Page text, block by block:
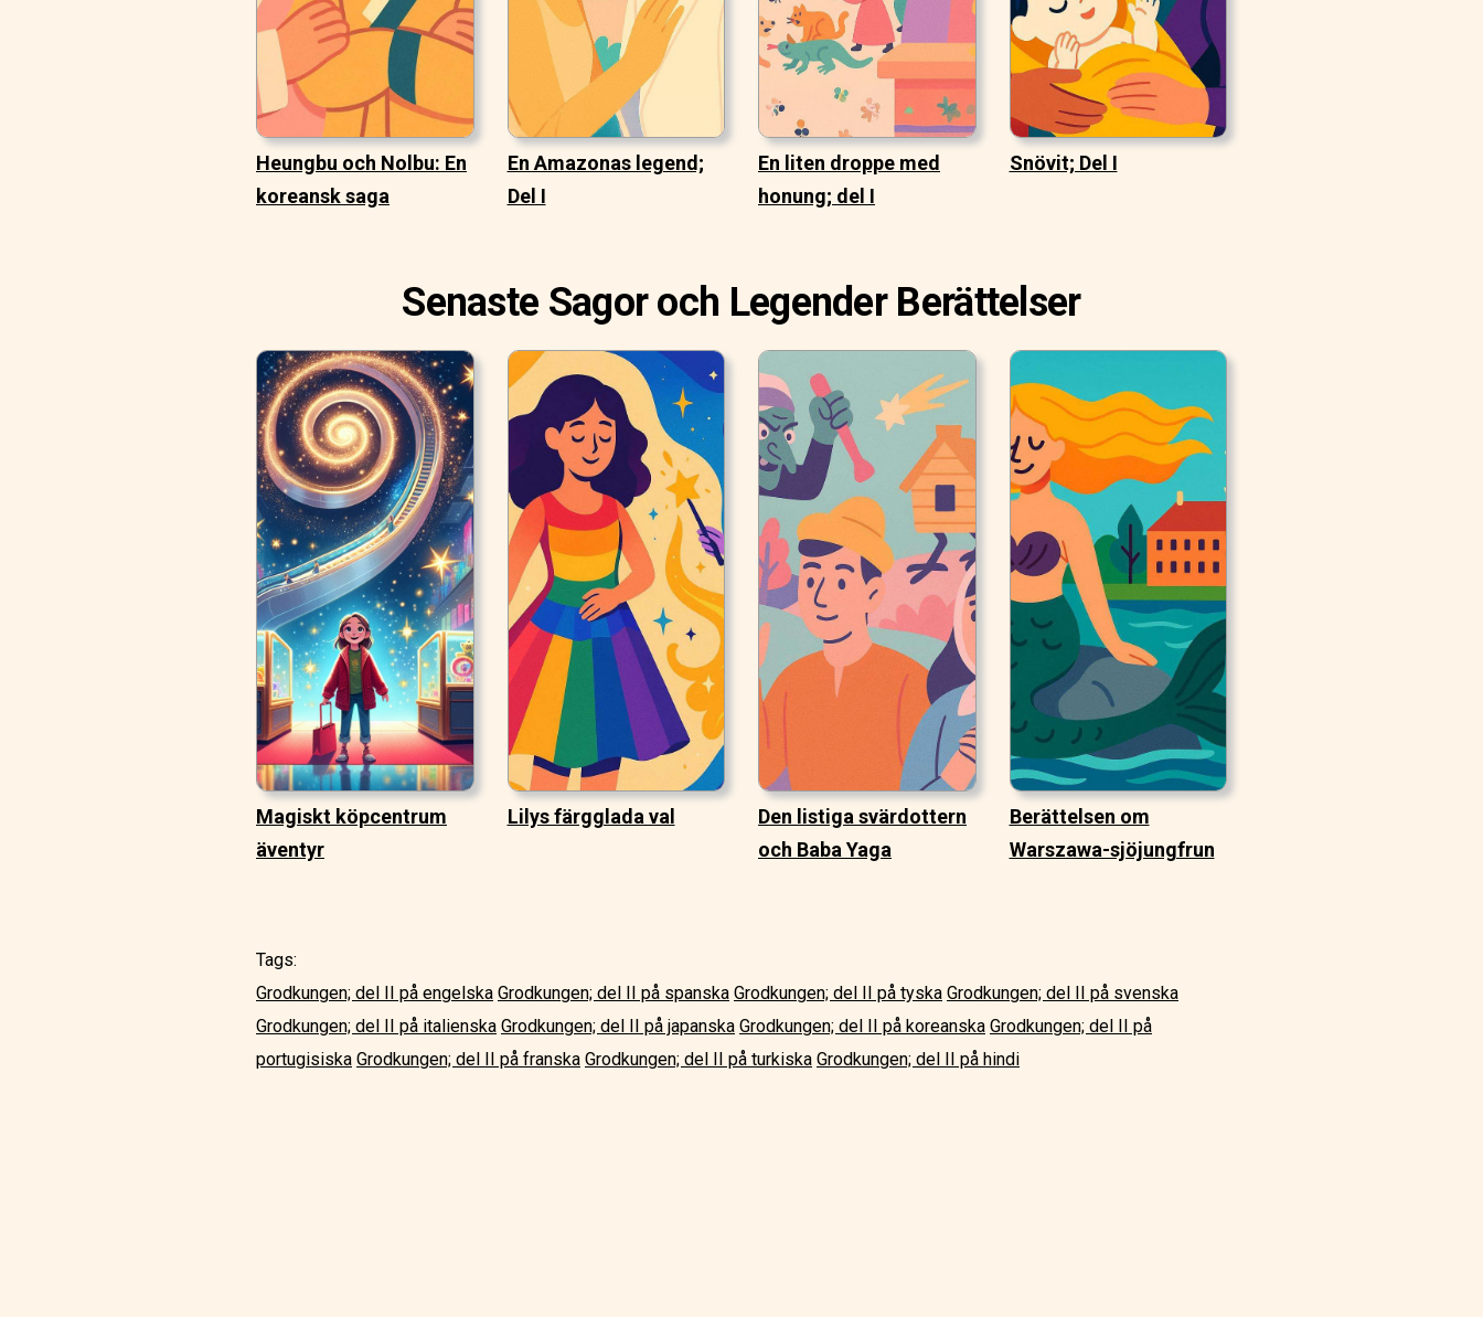
Heungbu och Nolbu: En
koreansk saga
En Amazonas legend;
Del I
En liten droppe med
honung; del I
Snövit; Del I
Senaste Sagor och Legender Berättelser
Magiskt köpcentrum
äventyr
Lilys färgglada val
Den listiga svärdottern
och Baba Yaga
Berättelsen om
Warszawa-sjöjungfrun
Tags:
Grodkungen; del II på engelska Grodkungen; del II på spanska Grodkungen; del II på tyska Grodkungen; del II på svenska
Grodkungen; del II på italienska Grodkungen; del II på japanska Grodkungen; del II på koreanska Grodkungen; del II på
portugisiska Grodkungen; del II på franska Grodkungen; del II på turkiska Grodkungen; del II på hindi